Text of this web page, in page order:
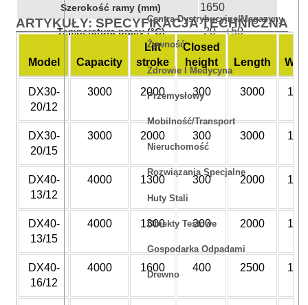
Centra Dystrybucyjne/magazyny
Żywność
Zdrowie I Medycyna
Przemysłowy
Mobilność/Transport
Nieruchomość
Rozwiązania Specjalne
Huty Stali
Obiekty Testowe
Gospodarka Odpadami
Drewno
Szerokość ramy (mm) 1650
Temperatura pracy (°C) -20 - +50
ARTYKUŁY: SPECYFIKACJA TECHNICZNA
Model Capacity
Lift
stroke
Closed
height
Length
DX30-
20/12
3000 2000 300 3000
DX30-
20/15
3000 2000 300 3000
DX40-
13/12
4000 1300 300 2000
DX40-
13/15
4000 1300 300 2000
DX40-
16/12
4000 1600 400 2500